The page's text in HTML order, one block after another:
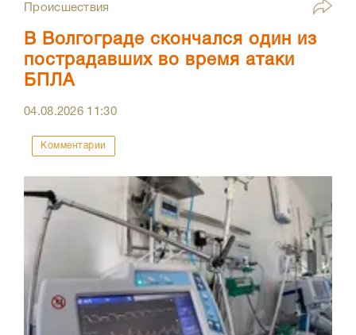
Происшествия
В Волгограде скончался один из
пострадавших во время атаки
БПЛА
04.08.2026 11:30
Комментарии